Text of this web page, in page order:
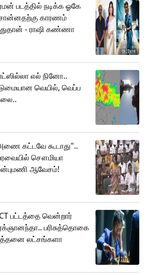
படத்தில் நடிக்க ஓகே
காரணம்
- ராஷி கண்ணா
எல் நினோ..
வெயில், வெப்ப
கட்டவே கூடாது"..
சௌமியா
ஆவேசம்!
பட்டத்தை வென்றார்
பரிசுத்தொகை
லட்சங்களா